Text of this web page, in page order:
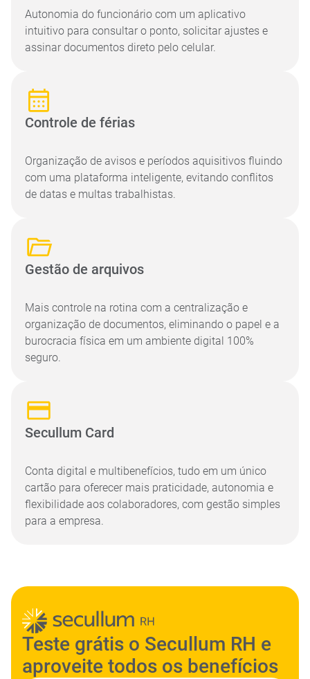
Autonomia do funcionário com um aplicativo
intuitivo para consultar o ponto, solicitar ajustes e
assinar documentos direto pelo celular.
Controle de férias
Organização de avisos e períodos aquisitivos fluindo
com uma plataforma inteligente, evitando conflitos
de datas e multas trabalhistas.
Gestão de arquivos
Mais controle na rotina com a centralização e
organização de documentos, eliminando o papel e a
burocracia física em um ambiente digital 100%
seguro.
Secullum Card
Conta digital e multibenefícios, tudo em um único
cartão para oferecer mais praticidade, autonomia e
flexibilidade aos colaboradores, com gestão simples
para a empresa.
Teste grátis o Secullum RH e
aproveite todos os benefícios